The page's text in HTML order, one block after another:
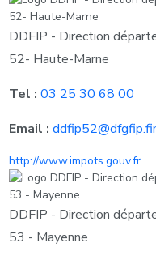
DDFIP - Direction
52- Haute-Marne
Tel : 03 25 30 68 00
Email :
http://www.impots.gouv.fr
DDFIP - Direction
53 - Mayenne